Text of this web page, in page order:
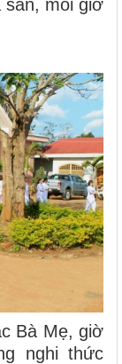
sẵn, mỗi giờ
Bà Mẹ, giờ
nghi thức